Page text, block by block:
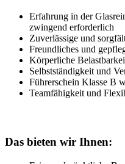
Erfahrung in der
zwingend erforderlich
Zuverlässige und
Freundliches und
Körperliche
Selbstständigkeit und
Führerschein Klasse B
Teamfähigkeit und
Das bieten wir Ihnen: